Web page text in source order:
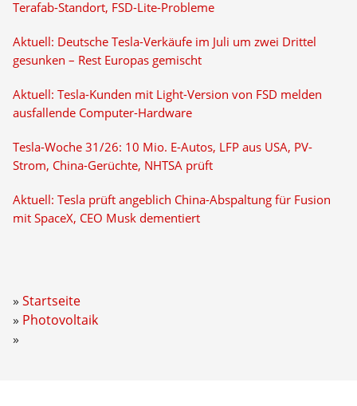
Terafab-Standort, FSD-Lite-Probleme
Aktuell: Deutsche Tesla-Verkäufe im Juli um zwei Drittel
gesunken – Rest Europas gemischt
Aktuell: Tesla-Kunden mit Light-Version von FSD melden
ausfallende Computer-Hardware
Tesla-Woche 31/26: 10 Mio. E-Autos, LFP aus USA, PV-
Strom, China-Gerüchte, NHTSA prüft
Aktuell: Tesla prüft angeblich China-Abspaltung für Fusion
mit SpaceX, CEO Musk dementiert
Startseite
Photovoltaik